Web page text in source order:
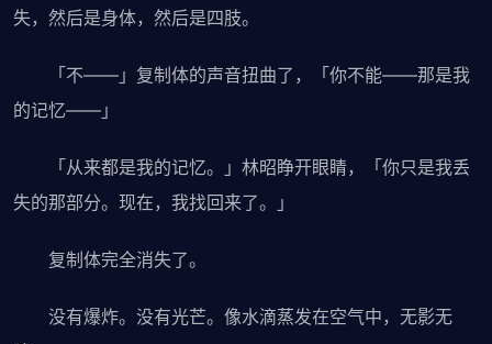
失，然后是身体，然后是四肢。
「不——」复制体的声音扭曲了，「你不能——那是我
的记忆——」
「从来都是我的记忆。」林昭睁开眼睛，「你只是我丢
失的那部分。现在，我找回来了。」
复制体完全消失了。
没有爆炸。没有光芒。像水滴蒸发在空气中，无影无